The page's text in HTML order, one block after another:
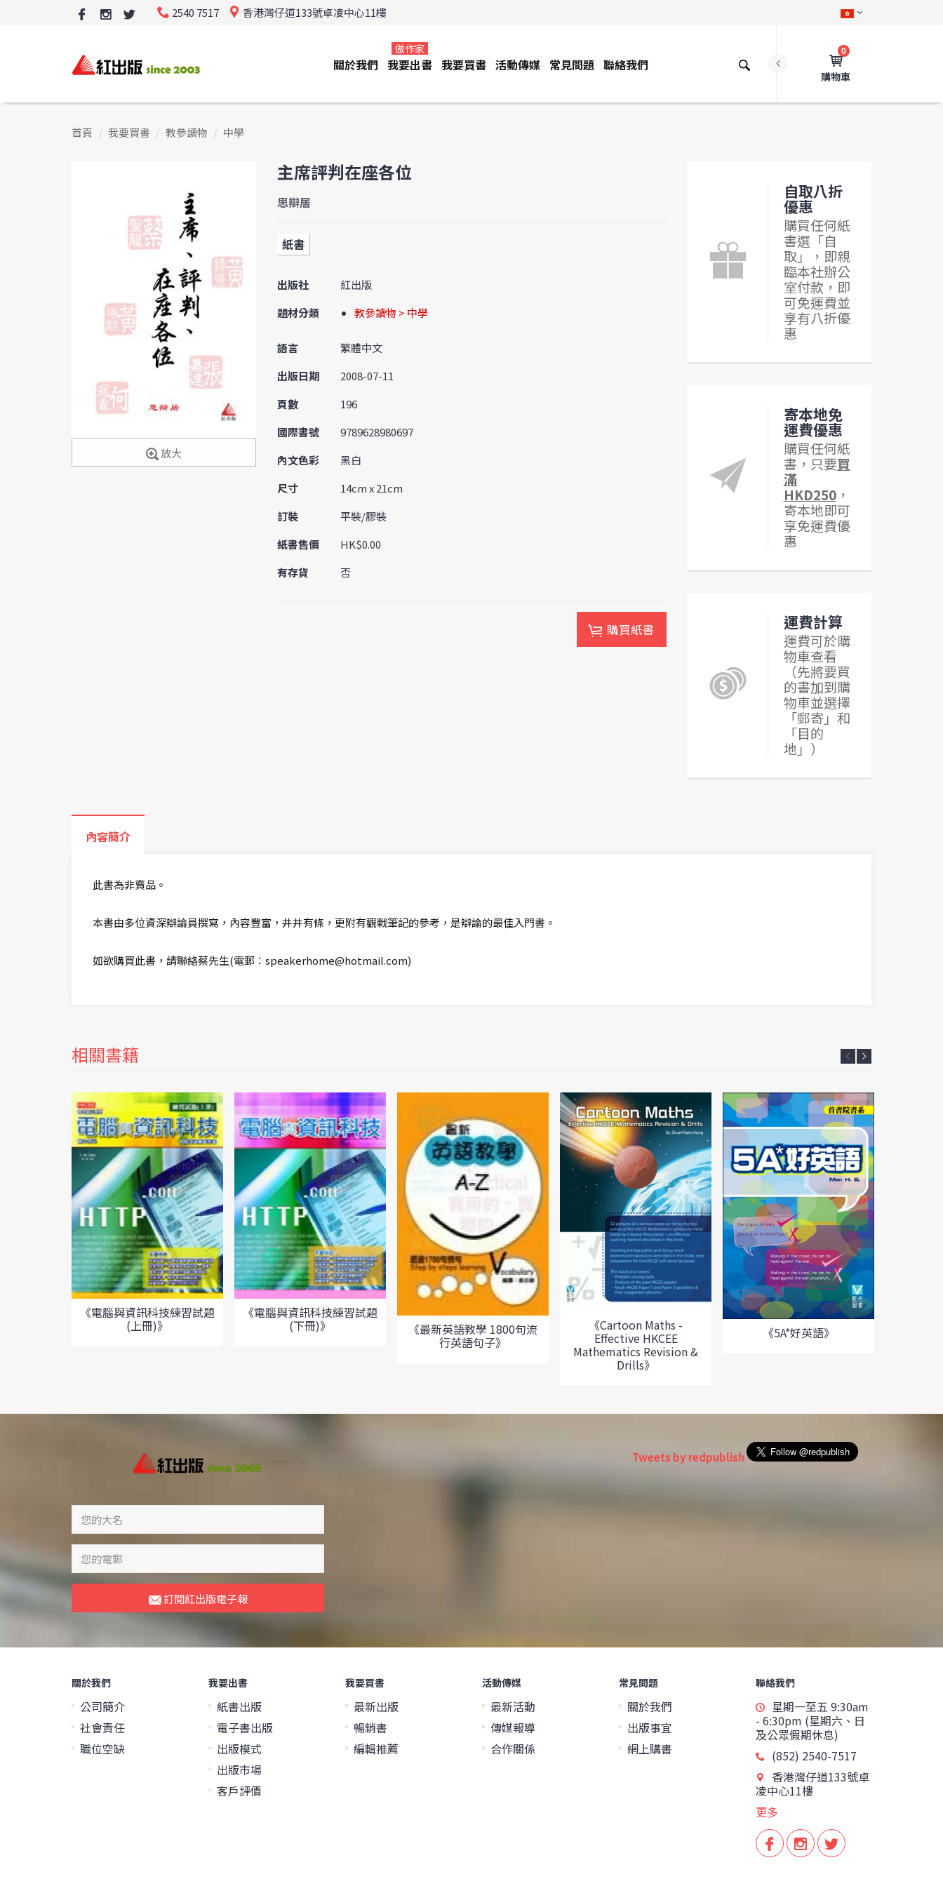
2540 7517 香港灣仔道133號卓凌中心11樓
0
購物車
關於我們 我要出書
做作家
我要買書 活動傳媒 常見問題 聯絡我們
首頁 我要買書 教參讀物 中學
放大
主席評判在座各位
思辯居
紙書
出版社
紅出版
題材分類
教參讀物 > 中學
語言
繁體中文
出版日期
2008-07-11
頁數
196
國際書號
9789628980697
內文色彩
黑白
尺寸
14cm x 21cm
訂裝
平裝/膠裝
紙書售價
HK$0.00
有存貨
否
購買紙書
自取八折
優惠
購買任何紙
書選「自
取」，即親
臨本社辦公
室付款，即
可免運費並
享有八折優
惠
寄本地免
運費優惠
購買任何紙
書，只要買
滿
HKD250，
寄本地即可
享免運費優
惠
運費計算
運費可於購
物車查看
（先將要買
的書加到購
物車並選擇
「郵寄」和
「目的
地」）
內容簡介
此書為非賣品。
本書由多位資深辯論員撰寫，內容豐富，井井有條，更附有觀戰筆記的參考，是辯論的最佳入門書。
如欲購買此書，請聯絡蔡先生(電郵：speakerhome@hotmail.com)
相關書籍
《電腦與資訊科技練習試題
(上冊)》
《電腦與資訊科技練習試題
(下冊)》 《最新英語教學 1800句流
行英語句子》
《Cartoon Maths -
Effective HKCEE
Mathematics Revision &
Drills》
《5A*好英語》
訂閱紅出版電子報
Tweets by redpublish
關於我們
公司簡介
社會責任
職位空缺
我要出書
紙書出版
電子書出版
出版模式
出版市場
客戶評價
我要買書
最新出版
暢銷書
編輯推薦
活動傳媒
最新活動
傳媒報導
合作關係
常見問題
關於我們
出版事宜
網上購書
聯絡我們
星期一至五 9:30am
- 6:30pm (星期六、日
及公眾假期休息)
(852) 2540-7517
香港灣仔道133號卓
凌中心11樓
更多